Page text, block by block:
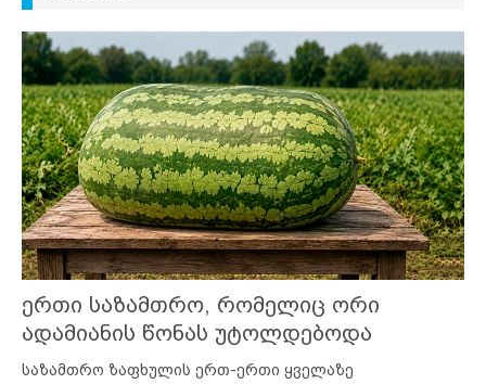
ერთი საზამთრო, რომელიც ორი
ადამიანის წონას უტოლდებოდა
საზამთრო ზაფხულის ერთ-ერთი ყველაზე